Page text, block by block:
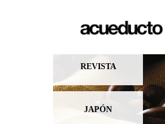
REVISTA
JAPÓN